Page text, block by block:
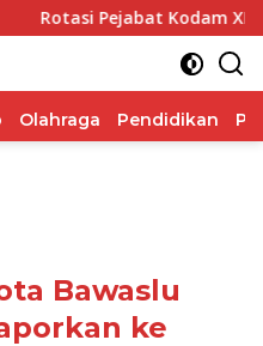
Kodam XIII/Mdk, Pangdam
Olahraga Pendidikan
Bawaslu
ke